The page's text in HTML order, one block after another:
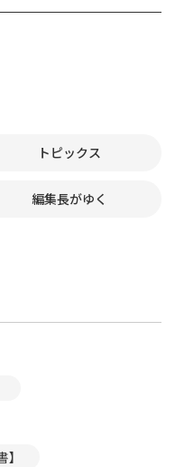
トピックス
編集長がゆく